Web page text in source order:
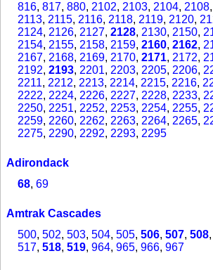
816, 817, 880, 2102, 2103, 2104, 2108,
2113, 2115, 2116, 2118, 2119, 2120,
2124, 2126, 2127, 2128, 2130, 2150,
2154, 2155, 2158, 2159, 2160, 2162,
2167, 2168, 2169, 2170, 2171, 2172,
2192, 2193, 2201, 2203, 2205, 2206,
2211, 2212, 2213, 2214, 2215, 2216,
2222, 2224, 2226, 2227, 2228, 2233,
2250, 2251, 2252, 2253, 2254, 2255,
2259, 2260, 2262, 2263, 2264, 2265,
2275, 2290, 2292, 2293, 2295
Adirondack
68, 69
Amtrak Cascades
500, 502, 503, 504, 505, 506, 507, 508,
517, 518, 519, 964, 965, 966, 967